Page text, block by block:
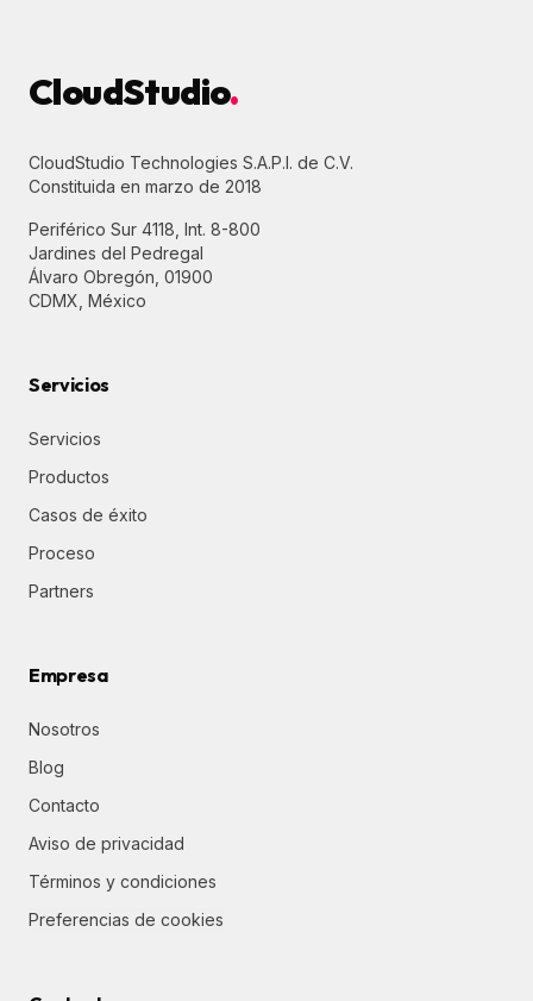
CloudStudio.
CloudStudio Technologies S.A.P.I. de C.V.
Constituida en marzo de 2018
Periférico Sur 4118, Int. 8-800
Jardines del Pedregal
Álvaro Obregón, 01900
CDMX, México
Servicios
Servicios
Productos
Casos de éxito
Proceso
Partners
Empresa
Nosotros
Blog
Contacto
Aviso de privacidad
Términos y condiciones
Preferencias de cookies